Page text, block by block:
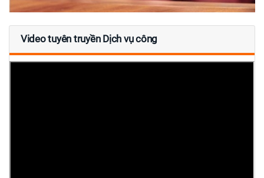
Video tuyên truyền Dịch vụ công